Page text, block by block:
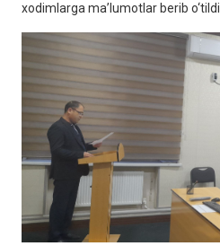
xodimlarga ma’lumotlar berib o‘tildi.